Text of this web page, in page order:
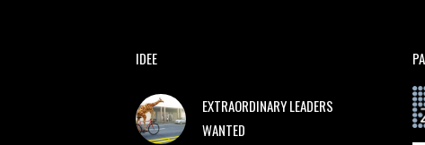
IDEE
EXTRAORDINARY LEADERS
WANTED